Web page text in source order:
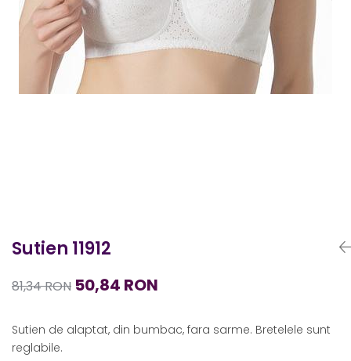
Sutien 11912
81,34 RON 50,84 RON
Sutien de alaptat, din bumbac, fara sarme. Bretelele sunt
reglabile.